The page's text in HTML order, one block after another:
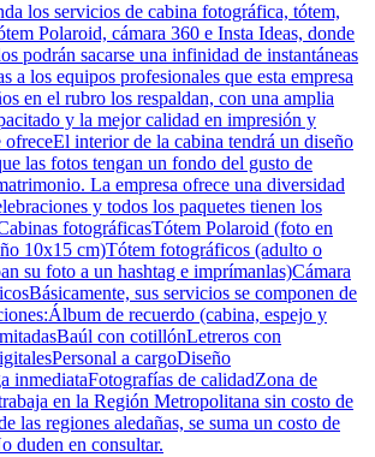
los servicios de cabina fotográfica, tótem,
Polaroid, cámara 360 e Insta Ideas, donde
podrán sacarse una infinidad de instantáneas
a los equipos profesionales que esta empresa
en el rubro los respaldan, con una amplia
y la mejor calidad en impresión y
interior de la cabina tendrá un diseño
las fotos tengan un fondo del gusto de
La empresa ofrece una diversidad
y todos los paquetes tienen los
fotográficasTótem Polaroid (foto en
10x15 cm)Tótem fotográficos (adulto o
su foto a un hashtag e imprímanlas)Cámara
sus servicios se componen de
de recuerdo (cabina, espejo y
con cotillónLetreros con
a cargoDiseño
inmediataFotografías de calidadZona de
en la Región Metropolitana sin costo de
las regiones aledañas, se suma un costo de
duden en consultar.